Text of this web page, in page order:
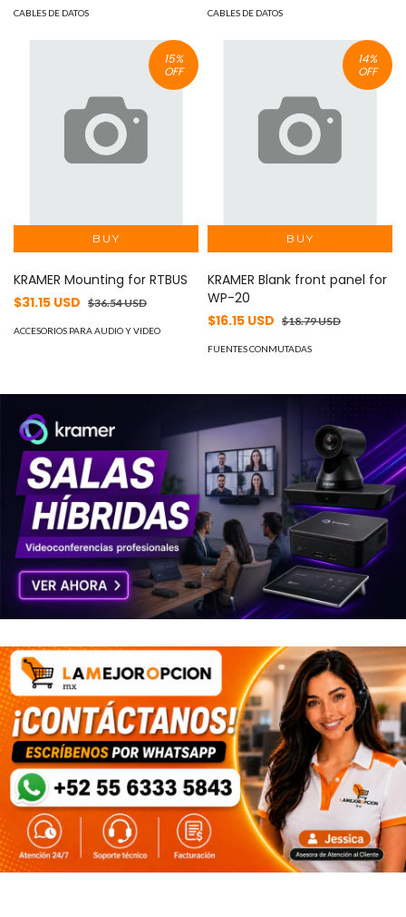
Velocidad Transferencia 480
Tóxica / Conector Aluminio
Anodizado MOD: AK-PAC6S-
CABLES DE DATOS
Velocidad Transferencia 480
Tóxica / Conector Aluminio
CABLES DE DATOS
15%
OFF
KRAMER Mounting for RTBUS
$31.15 USD $36.54 USD
ACCESORIOS PARA AUDIO Y VIDEO
14%
OFF
KRAMER Blank front panel for
WP-20
$16.15 USD $18.79 USD
FUENTES CONMUTADAS